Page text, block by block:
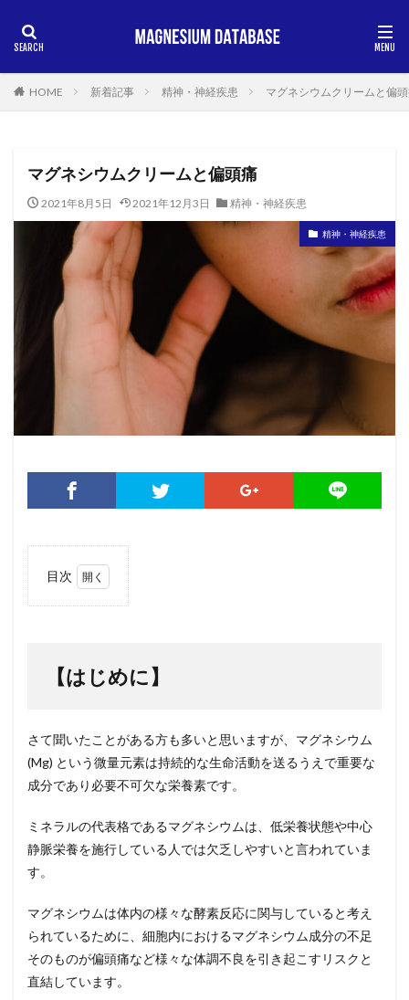
HOME 新着記事 精神・神経疾患 マグネシウムクリームと偏
マグネシウムクリームと偏頭痛
2021年8月5日 2021年12月3日 精神・神経疾患
精神・神経疾患
目次
章】
偏頭
痛と
マグ
ネシ
との
関係
【第
章】
偏頭
痛症
状が
【はじめに】
さて聞いたことがある方も多いと思いますが、マグネシウム
(Mg) という微量元素は持続的な生命活動を送るうえで重要な
成分であり必要不可欠な栄養素です。
ミネラルの代表格であるマグネシウムは、低栄養状態や中心
静脈栄養を施行している人では欠乏しやすいと言われていま
す。
マグネシウムは体内の様々な酵素反応に関与していると考え
られているために、細胞内におけるマグネシウム成分の不足
そのものが偏頭痛など様々な体調不良を引き起こすリスクと
直結しています。